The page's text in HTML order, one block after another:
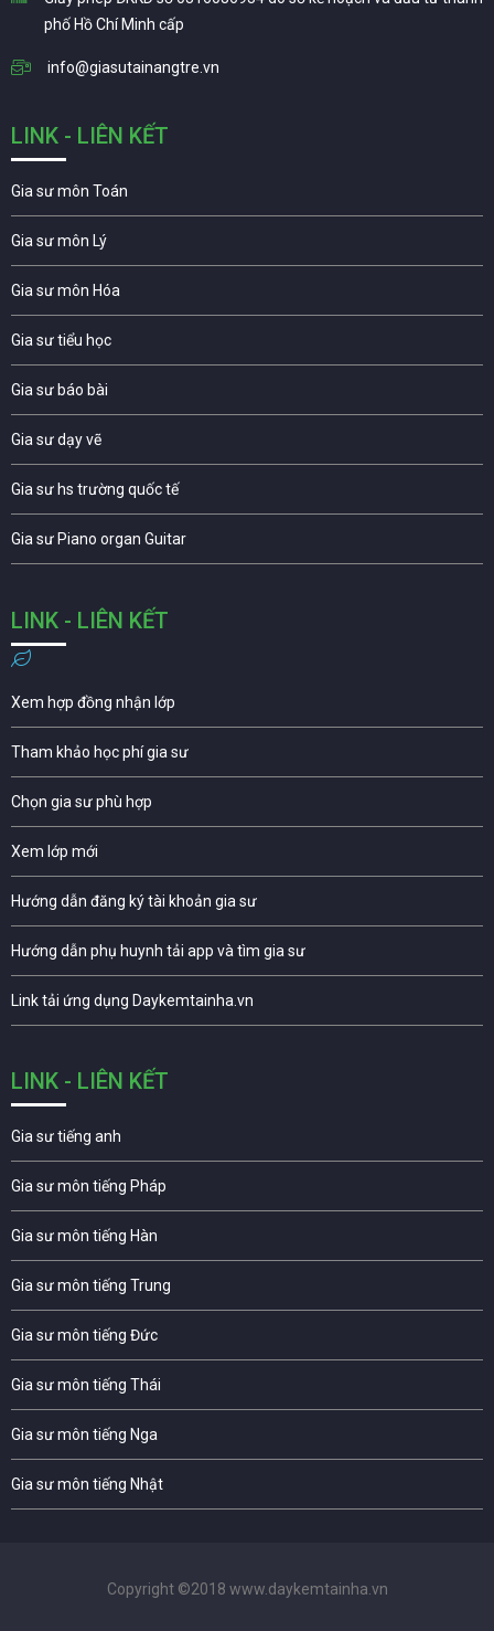
phố Hồ Chí Minh cấp
info@giasutainangtre.vn
LINK - LIÊN KẾT
Gia sư môn Toán
Gia sư môn Lý
Gia sư môn Hóa
Gia sư tiểu học
Gia sư báo bài
Gia sư dạy vẽ
Gia sư hs trường quốc tế
Gia sư Piano organ Guitar
LINK - LIÊN KẾT
Xem hợp đồng nhận lớp
Tham khảo học phí gia sư
Chọn gia sư phù hợp
Xem lớp mới
Hướng dẫn đăng ký tài khoản gia sư
Hướng dẫn phụ huynh tải app và tìm gia sư
Link tải ứng dụng Daykemtainha.vn
LINK - LIÊN KẾT
Gia sư tiếng anh
Gia sư môn tiếng Pháp
Gia sư môn tiếng Hàn
Gia sư môn tiếng Trung
Gia sư môn tiếng Đức
Gia sư môn tiếng Thái
Gia sư môn tiếng Nga
Gia sư môn tiếng Nhật
Copyright ©2018 www.daykemtainha.vn